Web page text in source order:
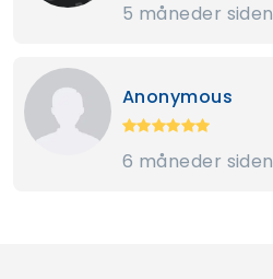
5 måneder siden
Anonymous
6 måneder siden